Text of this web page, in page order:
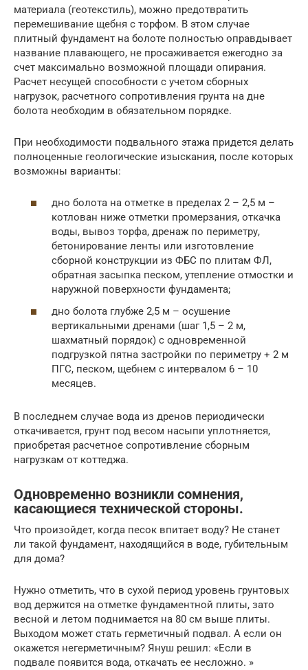
материала (геотекстиль), можно предотвратить
перемешивание щебня с торфом. В этом случае
плитный фундамент на болоте полностью оправдывает
название плавающего, не просаживается ежегодно за
счет максимально возможной площади опирания.
Расчет несущей способности с учетом сборных
нагрузок, расчетного сопротивления грунта на дне
болота необходим в обязательном порядке.
При необходимости подвального этажа придется делать
полноценные геологические изыскания, после которых
возможны варианты:
дно болота на отметке в пределах 2 – 2,5 м –
котлован ниже отметки промерзания, откачка
воды, вывоз торфа, дренаж по периметру,
бетонирование ленты или изготовление
сборной конструкции из ФБС по плитам ФЛ,
обратная засыпка песком, утепление отмостки и
наружной поверхности фундамента;
дно болота глубже 2,5 м – осушение
вертикальными дренами (шаг 1,5 – 2 м,
шахматный порядок) с одновременной
подгрузкой пятна застройки по периметру + 2 м
ПГС, песком, щебнем с интервалом 6 – 10
месяцев.
В последнем случае вода из дренов периодически
откачивается, грунт под весом насыпи уплотняется,
приобретая расчетное сопротивление сборным
нагрузкам от коттеджа.
Одновременно возникли сомнения,
касающиеся технической стороны.
Что произойдет, когда песок впитает воду? Не станет
ли такой фундамент, находящийся в воде, губительным
для дома?
Нужно отметить, что в сухой период уровень грунтовых
вод держится на отметке фундаментной плиты, зато
весной и летом поднимается на 80 см выше плиты.
Выходом может стать герметичный подвал. А если он
окажется негерметичным? Януш решил: «Если в
подвале появится вода, откачать ее несложно. »